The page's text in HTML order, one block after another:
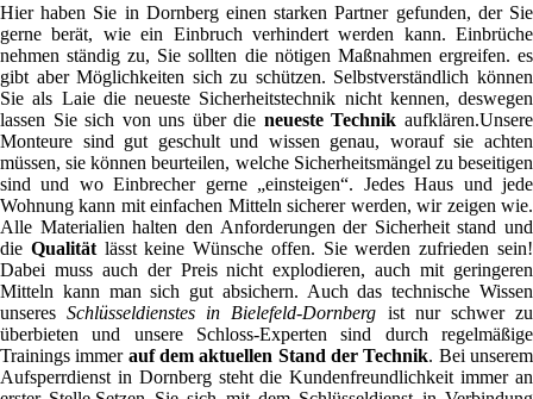
Hier haben Sie in Dornberg einen starken Partner gefunden, der Sie
gerne berät, wie ein Einbruch verhindert werden kann. Einbrüche
nehmen ständig zu, Sie sollten die nötigen Maßnahmen ergreifen. es
gibt aber Möglichkeiten sich zu schützen. Selbstverständlich können
Sie als Laie die neueste Sicherheitstechnik nicht kennen, deswegen
lassen Sie sich von uns über die neueste Technik aufklären.Unsere
Monteure sind gut geschult und wissen genau, worauf sie achten
müssen, sie können beurteilen, welche Sicherheitsmängel zu beseitigen
sind und wo Einbrecher gerne „einsteigen“. Jedes Haus und jede
Wohnung kann mit einfachen Mitteln sicherer werden, wir zeigen wie.
Alle Materialien halten den Anforderungen der Sicherheit stand und
die Qualitätlässt keine Wünsche offen. Sie werden zufrieden sein!
Dabei muss auch der Preis nicht explodieren, auch mit geringeren
Mitteln kann man sich gut absichern. Auch das technische Wissen
unseresSchlüsseldienstes in Bielefeld-Dornberg ist nur schwer zu
überbieten und unsere Schloss-Experten sind durch regelmäßige
Trainings immer auf dem aktuellen Stand der Technik. Bei unserem
Aufsperrdienst in Dornberg steht die Kundenfreundlichkeit immer an